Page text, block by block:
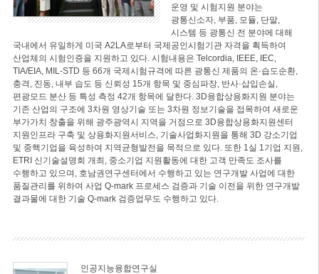
운영 및 시험지원 분야는
광통신소자, 부품, 모듈, 단말,
시스템 등 광통신 전 분야에 대해
국내에서 유일하게 미국 A2LA로부터 국제공인시험기관 자격을 획득하여
산업체의 시험인증을 지원하고 있다. 시험내용은 Telcordia, IEEE, IEC,
TIA/EIA, MIL-STD 등 66개 국제시험규격에 따른 광통신 제품의 온·습도순환,
충격, 진동, 내부 습도 등 신뢰성 15개 항목 및 중심파장, 반사·삽입손실,
편광모드 분산 등 특성 측정 42개 항목에 달한다. 3D융합상용화지원 분야는
기존 산업의 구조에 3차원 영상기술 또는 3차원 정보기술을 접목하여 새로운
부가가치 창출을 위해 광주광역시 지역을 거점으로 3D융합상용화지원센터
지원인프라 구축 및 상용화지원서비스, 기술사업화지원을 통해 3D 강소기업
및 중핵기업을 육성하여 지역균형발전을 목적으로 있다. 또한 1실 1기업 지원,
ETRI 신기술설명회 개최, 중소기업 지원활동에 대한 고객 만족도 조사를
수행하고 있으며, 호남권연구센터에서 수행하고 있는 연구개발 사업에 대한
품질관리를 위하여 사업 Q-mark 프로세스 검증과 기술 이전을 위한 연구개발
결과물에 대한 기술 Q-mark 검증업무도 수행하고 있다.
인공지능융합연구실